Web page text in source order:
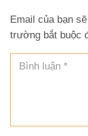
Email của bạn
trường bắt buộc